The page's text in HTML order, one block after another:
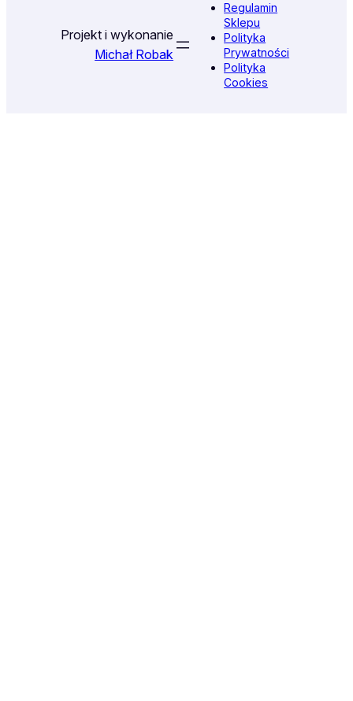
Projekt i wykonanie
Michał Robak
Regulamin
Sklepu
Polityka
Prywatności
Polityka
Cookies